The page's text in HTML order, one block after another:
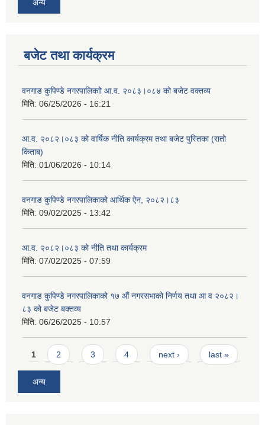
अन्य
बजेट तथा कार्यक्रम
वनगाड कुपिण्डे नगरपालिकाो आ.व. २०८३।०८४ को बजेट वक्तव्य
मिति: 06/25/2026 - 16:21
आ.व. २०८२।०८३ को वार्षिक नीति कार्यक्रम तथा बजेट पुस्तिका (रातो
किताब)
मिति: 01/06/2026 - 10:14
वनगाड कुपिण्डे नगरपालिकाको आर्थिक ऐन, २०८२।८३
मिति: 09/02/2025 - 13:42
आ.व. २०८२।०८३ को नीति तथा कार्यक्रम
मिति: 07/02/2025 - 07:59
वनगाड कुपिण्डे नगरपालिकाको १७ ‍औं नगरसभाको निर्णय तथा आ व २०८२।
८३ को बजेट बक्तव्य
मिति: 06/26/2025 - 10:57
Pages
1 2 3 4 next › last »
अन्य